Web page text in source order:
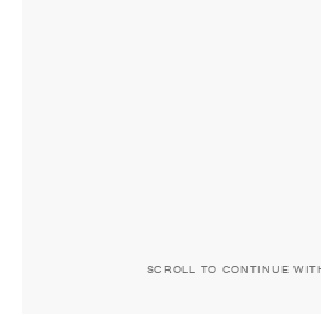
SCROLL TO CONTINUE